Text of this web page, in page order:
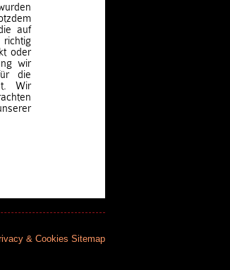
auf
richtig
oder
wir
die
Wir
& Cookies Sitemap